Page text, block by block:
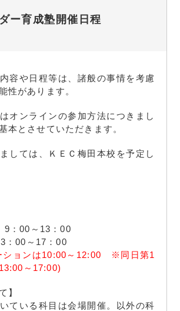
ー育成塾開催日程
容や日程等は、諸般の事情を考慮
性があります。
オンラインの参加方法につきまし
本とさせていただきます。
しては、ＫＥＣ梅田本校を予定し
：00～13：00
00～17：00
ションは10:00～12:00 ※同日第1
～17:00)
】
ている科目は会場開催。以外の科